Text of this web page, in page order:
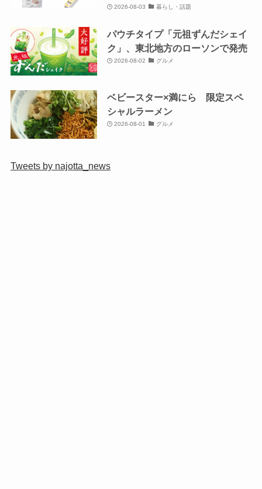
2026-08-03 暮らし・話題
パウチタイプ「元祖ずんだシェイ
ク」、東北地方のローソンで発売
2026-08-02 グルメ
ベビースター×満にら 限定スペ
シャルラーメン
2026-08-01 グルメ
Tweets by najotta_news